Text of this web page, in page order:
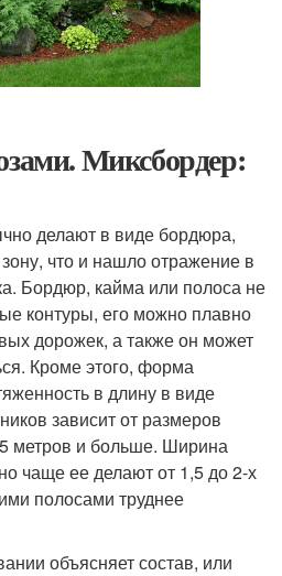
Миксбордер:
делают в виде бордюра,
что и нашло отражение в
Бордюр, кайма или полоса не
контуры, его можно плавно
дорожек, а также он может
Кроме этого, форма
в длину в виде
зависит от размеров
метров и больше. Ширина
чаще ее делают от 1,5 до 2-х
полосами труднее
объясняет состав, или